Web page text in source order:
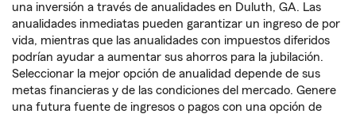
una inversión a través de anualidades en Duluth, GA. Las
anualidades inmediatas pueden garantizar un ingreso de por
vida, mientras que las anualidades con impuestos diferidos
podrían ayudar a aumentar sus ahorros para la jubilación.
Seleccionar la mejor opción de anualidad depende de sus
metas financieras y de las condiciones del mercado. Genere
una futura fuente de ingresos o pagos con una opción de